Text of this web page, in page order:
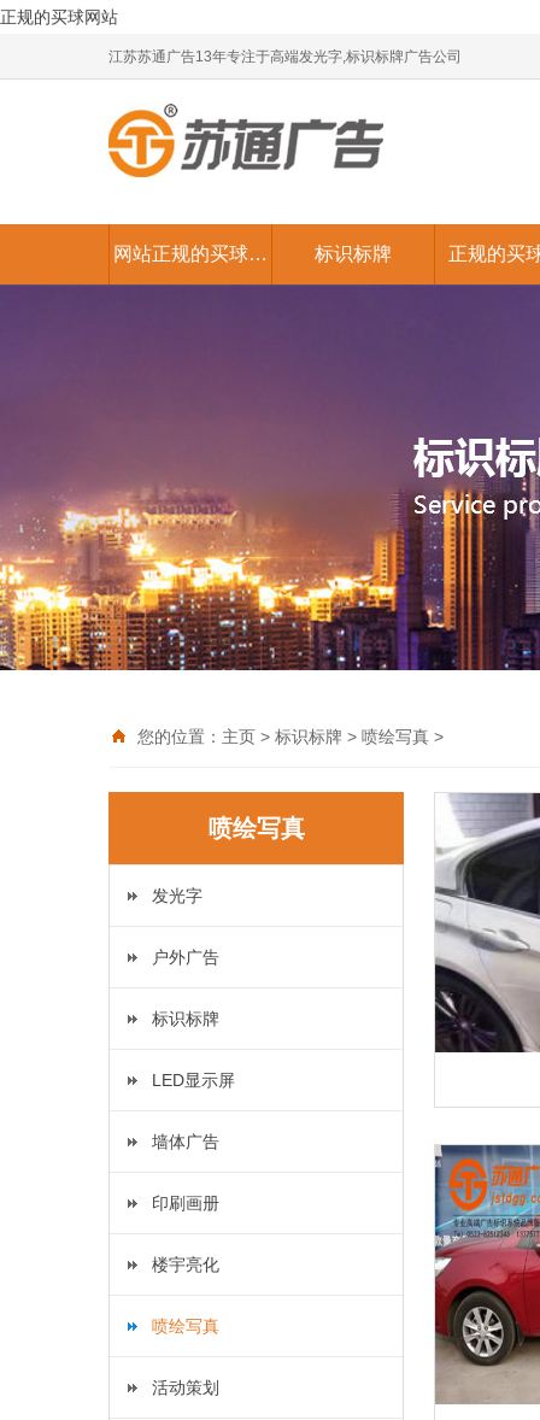
正规的买球网站
江苏苏通广告13年专注于高端发光字,标识标牌广告公司
网站正规的买球网 标识标牌 正规的买
您的位置： 主页 > 标识标牌 > 喷绘写真 >
喷绘写真
发光字
户外广告
标识标牌
LED显示屏
墙体广告
印刷画册
楼宇亮化
喷绘写真
活动策划